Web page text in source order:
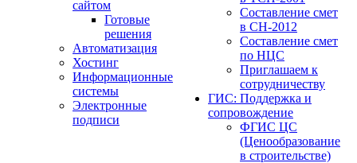
сайтом
Готовые
решения
Автоматизация
Хостинг
Информационные
системы
Электронные
подписи
Составление смет
в СН-2012
Составление смет
по НЦС
Приглашаем к
сотрудничеству
ГИС: Поддержка и
сопровождение
ФГИС ЦС
(Ценообразование
в строительстве)